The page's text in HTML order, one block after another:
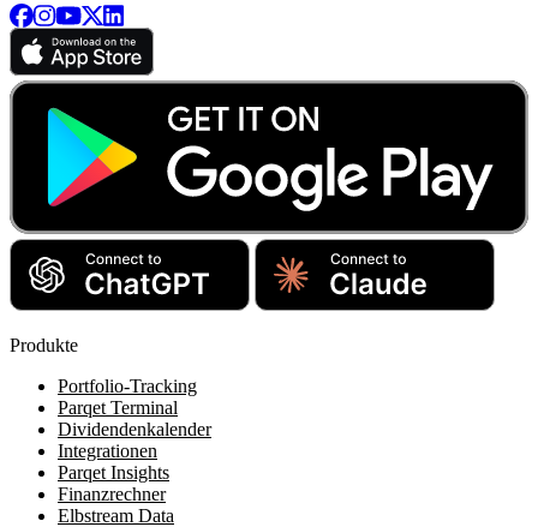
Produkte
Portfolio-Tracking
Parqet Terminal
Dividendenkalender
Integrationen
Parqet Insights
Finanzrechner
Elbstream Data